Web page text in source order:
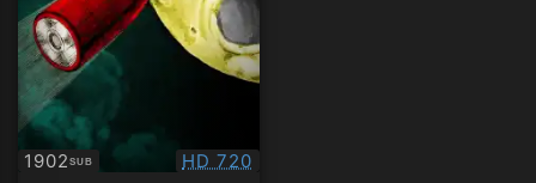
1902SUB
Субтитри Качество:
HD 720